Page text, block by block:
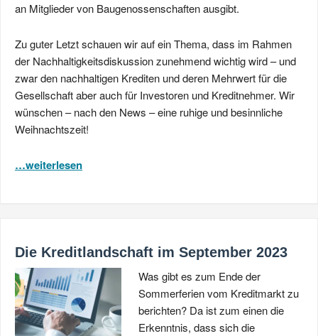
an Mitglieder von Baugenossenschaften ausgibt.
Zu guter Letzt schauen wir auf ein Thema, dass im Rahmen
der Nachhaltigkeitsdiskussion zunehmend wichtig wird – und
zwar den nachhaltigen Krediten und deren Mehrwert für die
Gesellschaft aber auch für Investoren und Kreditnehmer. Wir
wünschen – nach den News – eine ruhige und besinnliche
Weihnachtszeit!
…weiterlesen
Die Kreditlandschaft im September 2023
Was gibt es zum Ende der
Sommerferien vom Kreditmarkt zu
berichten? Da ist zum einen die
Erkenntnis, dass sich die